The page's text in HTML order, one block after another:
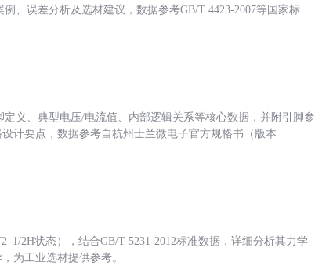
、误差分析及选材建议，数据参考GB/T 4423-2007等国家标
义、典型电压/电流值、内部逻辑关系等核心数据，并附引脚参
计要点，数据参考自杭州士兰微电子官方规格书（版本
2H状态），结合GB/T 5231-2012标准数据，详细分析其力学
为工业选材提供参考。